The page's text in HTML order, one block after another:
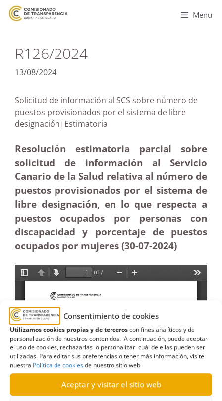
Consentimiento de cookies
Utilizamos cookies propias y de terceroscon fines analíticos y de
personalización de nuestros contenidos. A continuación, puede aceptar
el uso de cookies, rechazarlas o personalizar cuál de ellas pueden ser
utilizadas. Para editar sus preferencias o tener más información, visite
nuestra Política de cookiesde nuestro sitio web.
Aceptar y visitar el sitio web
Menu
R126/2024
13/08/2024
Solicitud de información al SCS sobre número de
puestos provisionados por el sistema de libre
designación|Estimatoria
Resolución estimatoria parcial sobre
solicitud de información al Servicio
Canario de la Salud relativa al número de
puestos provisionados por el sistema de
libre designación, en lo que respecta a
puestos ocupados por personas con
discapacidad y porcentaje de puestos
ocupados por mujeres (30-07-2024)